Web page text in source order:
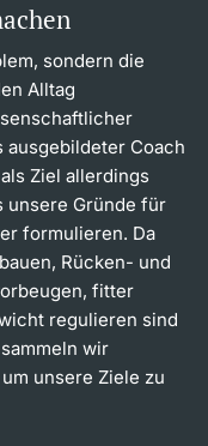
sondern die
Alltag
ausgebildeter Coach
Ziel allerdings
unsere Gründe für
formulieren. Da
Rücken- und
fitter
regulieren sind
wir
unsere Ziele zu